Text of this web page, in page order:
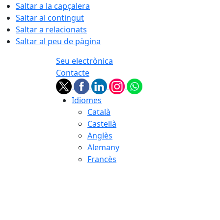
Saltar a la capçalera
Saltar al contingut
Saltar a relacionats
Saltar al peu de pàgina
Seu electrònica
Contacte
Idiomes
Català
Castellà
Anglès
Alemany
Francès